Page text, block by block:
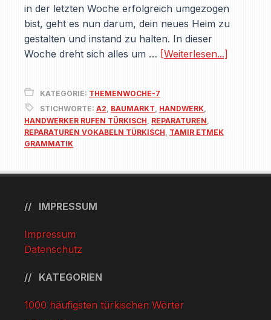
in der letzten Woche erfolgreich umgezogen
bist, geht es nun darum, dein neues Heim zu
gestalten und instand zu halten. In dieser
Woche dreht sich alles um … [Weiterlesen...]
KATEGORIE: THEMENWOCHE-7
STICHWORTE: A2, BAUMARKT, HANDWERK,
HANDWERKER RUFEN TÜRKISCH, REPARATUREN,
REPARATUREN VOKABELN TÜRKISCH, TAMIR ETMEK
GRAMMATIK
IMPRESSUM
Impressum
Datenschutz
KATEGORIEN
1000 häufigsten türkischen Wörter